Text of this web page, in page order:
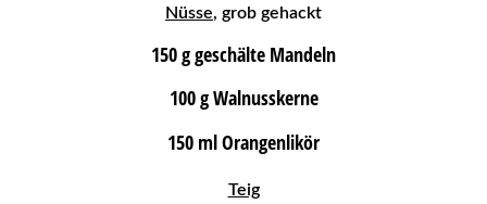
Nüsse, grob gehackt
150 g geschälte Mandeln
100 g Walnusskerne
150 ml Orangenlikör
Teig